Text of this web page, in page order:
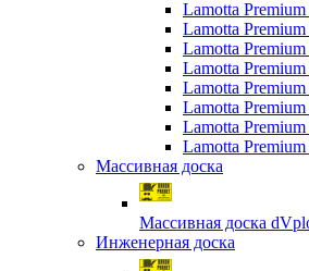
Lamotta
Lamotta
Lamotta
Lamotta
Lamotta
Lamotta
Lamotta
Lamotta
Массивная доска
Массивная доска
Инженерная доска